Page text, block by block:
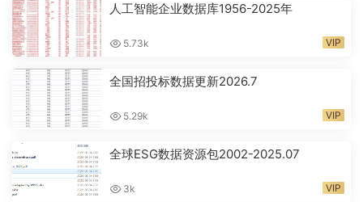
人工智能企业数据库1956-2025年
5.73k VIP
全国招投标数据更新2026.7
5.29k VIP
全球ESG数据资源包2002-2025.07
3k VIP